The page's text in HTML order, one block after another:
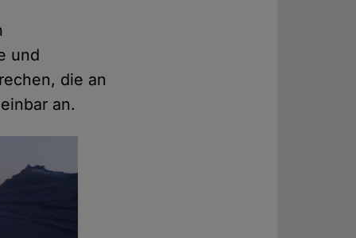
und
die an
an.